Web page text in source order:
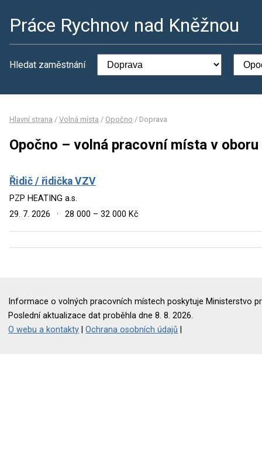
Práce Rychnov nad Kněžnou
Hledat zaměstnání
Hlavní strana / Volná místa / Opočno / Doprava
Opočno – volná pracovní místa v oboru
Řidič / řidička VZV
PZP HEATING a.s.
29. 7. 2026
· 28 000 – 32 000 Kč
Informace o volných pracovních místech poskytuje Ministerstvo
Poslední aktualizace dat proběhla dne 8. 8. 2026.
O webu a kontakty |Ochrana osobních údajů